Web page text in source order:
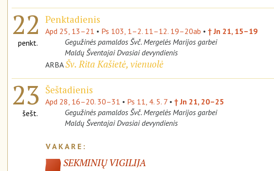
22
penkt.
Penktadienis
Apd 25, 13–21 • Ps 103, 1–2. 11–12. 19–20ab • † Jn 21, 15–19
Gegužinės pamaldos Švč. Mergelės Marijos garbei
Maldų Šventajai Dvasiai devyndienis
ARBAŠv. Rita Kašietė, vienuolė
23
šešt.
Šeštadienis
Apd 28, 16–20. 30–31 • Ps 11, 4. 5. 7 • † Jn 21, 20–25
Gegužinės pamaldos Švč. Mergelės Marijos garbei
Maldų Šventajai Dvasiai devyndienis
SEKMINIŲ VIGILIJA